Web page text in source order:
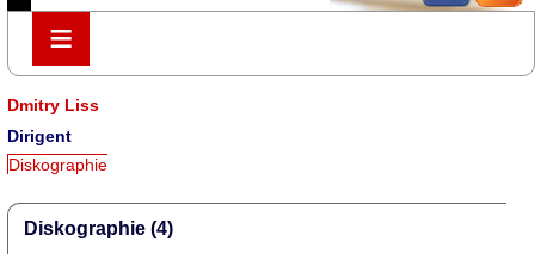
≡
≡
Dmitry Liss
Dirigent
Diskographie
Diskographie (4)